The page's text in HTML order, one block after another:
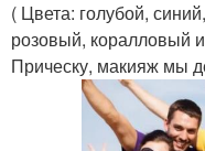
( Цвета: голубой,
розовый, коралловый
Прическу, макияж мы